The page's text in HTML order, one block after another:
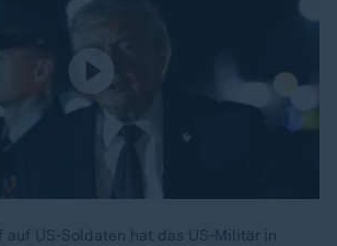
auf US-Soldaten hat das US-Militär in